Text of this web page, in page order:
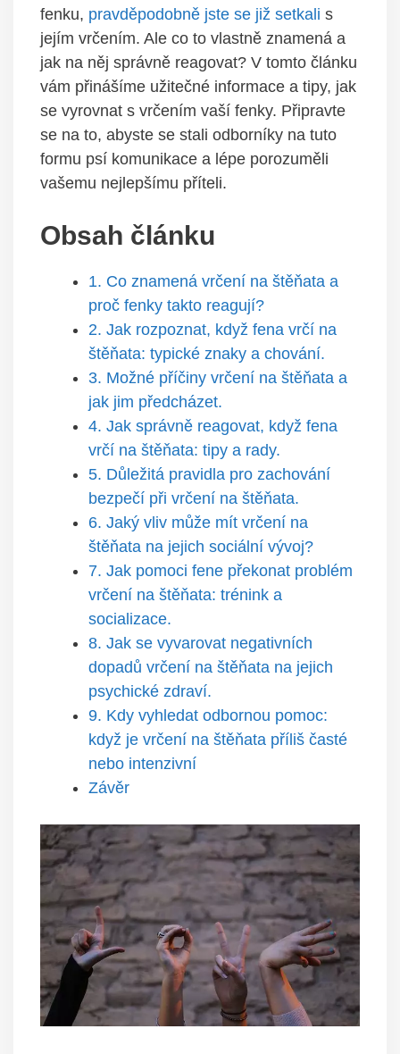
fenku, ​ pravděpodobně jste se již setkali s
⁢jejím vrčením. Ale co to vlastně znamená ⁤a
⁢jak na něj⁤ správně reagovat? V⁤ tomto článku
⁢vám přinášíme‍ užitečné informace a tipy, jak
se vyrovnat‌ s vrčením​ vaší fenky. Připravte‍
se na‌ to, ⁣abyste ​se⁢ stali ⁢odborníky ‍na tuto⁣
formu psí komunikace ⁢a lépe porozuměli
vašemu ‍nejlepšímu příteli.
Obsah článku
1.‌ Co znamená vrčení na ​štěňata a
‍proč fenky​ takto reagují?
2. ‌Jak rozpoznat, když⁤ fena ⁣vrčí ​na ​
štěňata:‍ typické znaky a chování.
3. Možné příčiny vrčení na štěňata⁢ a
⁣jak jim předcházet.
4. Jak správně reagovat, ​když⁢ fena⁢
vrčí na štěňata: tipy⁢ a⁣ rady.
5. Důležitá pravidla pro zachování
bezpečí při vrčení na štěňata.
6. Jaký vliv může mít vrčení⁢ na
štěňata na jejich ​sociální‍ vývoj?
7. Jak pomoci fene‌ překonat problém
vrčení na​ štěňata: trénink a
socializace.
8. Jak se vyvarovat ‌negativních
dopadů vrčení na štěňata na jejich
psychické zdraví.
9. ‍Kdy vyhledat odbornou pomoc:
když je vrčení‌ na štěňata příliš časté ​
nebo intenzivní
Závěr